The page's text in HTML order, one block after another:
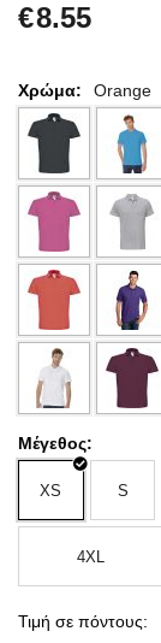
€8.55
Χρώμα: Orange
Μέγεθος:
XS S
4XL
Τιμή σε πόντους: